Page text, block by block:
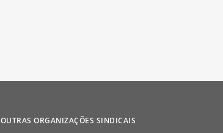
OUTRAS ORGANIZAÇÕES SINDICAIS